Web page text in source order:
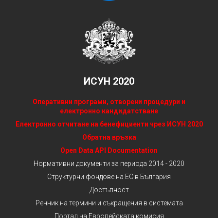
ИСУН 2020
Оперативни програми, отворени процедури и
електронно кандидатстване
Електронно отчитане на бенефициенти чрез ИСУН 2020
Обратна връзка
Open Data API Documentation
Нормативни документи за периода 2014 - 2020
Структурни фондове на ЕС в България
Достъпност
Речник на термини и съкращения в системата
Портал на Европейската комисия